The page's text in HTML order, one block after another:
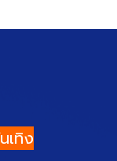
เทิง